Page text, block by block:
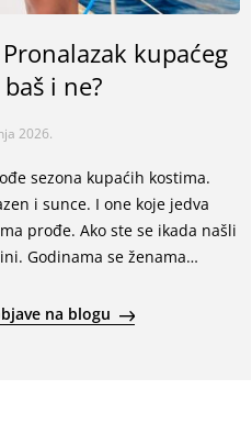
kupaćeg
i ne?
2026.
sezona kupaćih kostima.
i sunce. I one koje jedva
prođe. Ako ste se ikada našli
Godinama se ženama
sakriti ovo ili ono. E pa mi
na blogu